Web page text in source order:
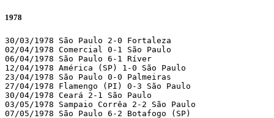
1978
30/03/1978 São Paulo 2-0 Fortaleza
02/04/1978 Comercial 0-1 São Paulo
06/04/1978 São Paulo 6-1 Ríver
12/04/1978 América (SP) 1-0 São Paulo
23/04/1978 São Paulo 0-0 Palmeiras
27/04/1978 Flamengo (PI) 0-3 São Paulo
30/04/1978 Ceará 2-1 São Paulo
03/05/1978 Sampaio Corrêa 2-2 São Paulo
07/05/1978 São Paulo 6-2 Botafogo (SP)